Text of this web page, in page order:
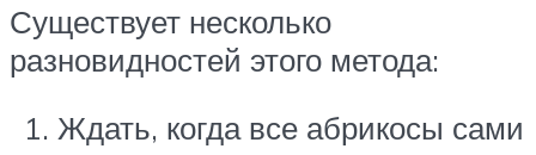
Существует несколько
разновидностей этого метода:
Ждать, когда все абрикосы сами